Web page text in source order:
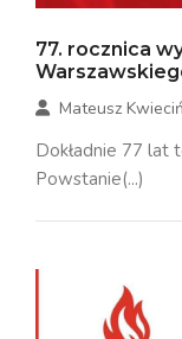
77. rocznica
Mateusz
Dokładnie 77 lat
Powstanie(...)